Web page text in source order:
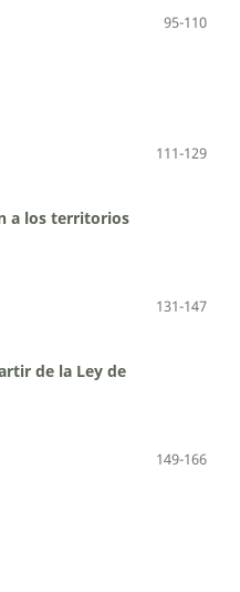
95-110
111-129
a los territorios
131-147
de la Ley de
149-166